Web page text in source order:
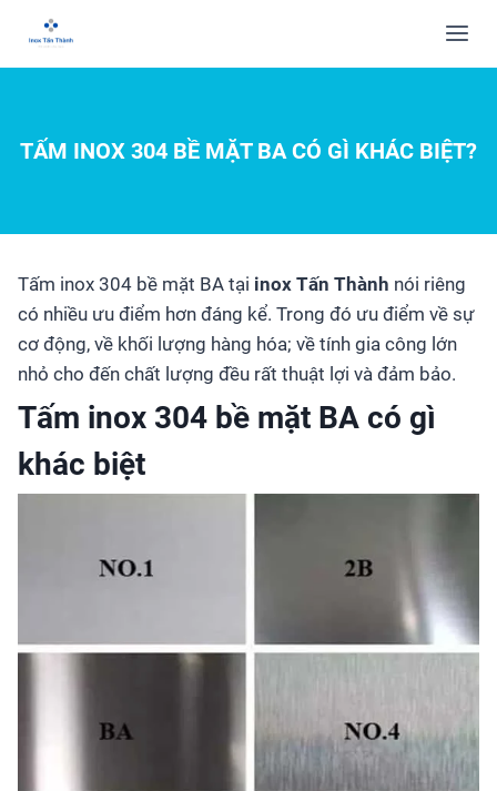
TẤM INOX 304 BỀ MẶT BA CÓ GÌ KHÁC BIỆT?
Tấm inox 304 bề mặt BA tại inox Tấn Thành nói riêng
có nhiều ưu điểm hơn đáng kể. Trong đó ưu điểm về sự
cơ động, về khối lượng hàng hóa; về tính gia công lớn
nhỏ cho đến chất lượng đều rất thuật lợi và đảm bảo.
Tấm inox 304 bề mặt BA có gì
khác biệt